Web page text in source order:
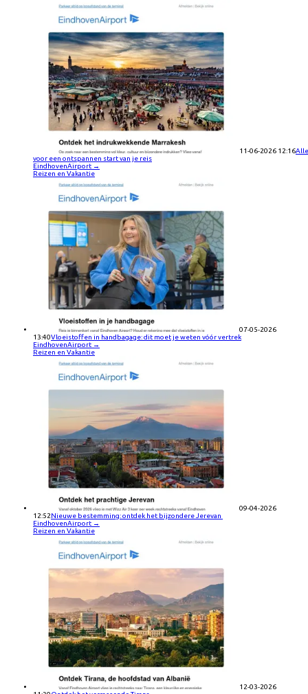
11-06-2026 12:16
voor een ontspannen start van je reis
EindhovenAirport →
Reizen en Vakantie
07-05-2026
13:40Vloeistoffen in handbagage: dit moet je weten vóór vertrek
EindhovenAirport →
Reizen en Vakantie
09-04-2026
12:52Nieuwe bestemming: ontdek het bijzondere Jerevan
EindhovenAirport →
Reizen en Vakantie
12-03-2026